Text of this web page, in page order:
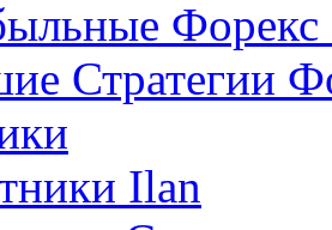
Форекс
Стратегии
Ilan